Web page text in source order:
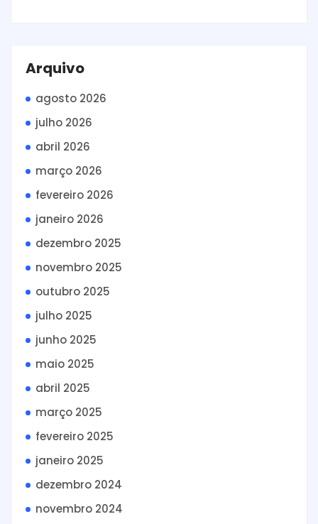
Arquivo
agosto 2026
julho 2026
abril 2026
março 2026
fevereiro 2026
janeiro 2026
dezembro 2025
novembro 2025
outubro 2025
julho 2025
junho 2025
maio 2025
abril 2025
março 2025
fevereiro 2025
janeiro 2025
dezembro 2024
novembro 2024